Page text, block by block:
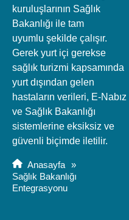
kuruluşlarının Sağlık
Bakanlığı ile tam
uyumlu şekilde çalışır.
Gerek yurt içi gerekse
sağlık turizmi kapsamında
yurt dışından gelen
hastaların verileri, E-Nabız
ve Sağlık Bakanlığı
sistemlerine eksiksiz ve
güvenli biçimde iletilir.
Anasayfa »
Sağlık Bakanlığı
Entegrasyonu